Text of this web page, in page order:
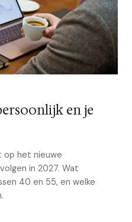
en je
op het nieuwe
in 2027. Wat
40 en 55, en welke